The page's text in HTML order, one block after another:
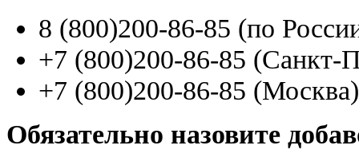
8 (800)200-86-85 (по
+7 (800)200-86-85 (Санкт-
+7 (800)200-86-85 (Москва)
Обязательно назовите